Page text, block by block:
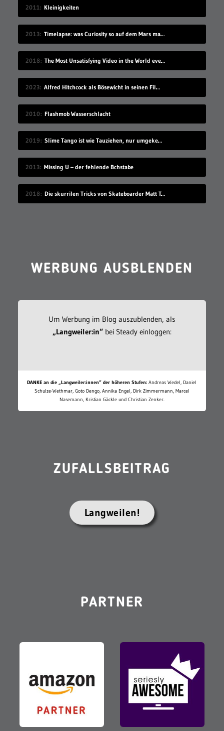
2011 Kleinigkeiten
2013 Timelapse: was Curiosity so auf dem Mars macht
2018 The Most Unsatisfying Video in the World ever made – part 2
2023 Alfred Hitchcock als Bösewicht in seinen Filmen
2010 Flashmob Wasserschlacht
2019 Slime Tango ist wie Tauziehen, nur umgekehrt
2013 Missing U – der fehlende Bchstabe
2018 Die skurrilen Tricks von Skateboarder Matt Tomasello
WERBUNG AUSBLENDEN
Um Werbung im Blog auszublenden, als
„Langweiler:in“bei Steady einloggen:
DANKE an die „Langweiler:innen“ der höheren Stufen: Andreas Wedel, Daniel
Schulze-Wethmar, Goto Dengo, Annika Engel, Dirk Zimmermann, Marcel
Nasemann, Kristian Gäckle und Christian Zenker.
ZUFALLSBEITRAG
Langweilen!
PARTNER